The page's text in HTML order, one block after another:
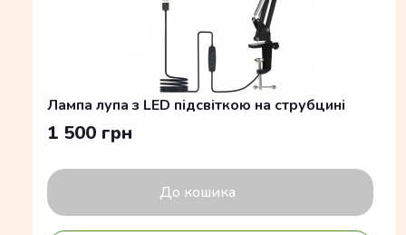
Лампа лупа з LED підсвіткою на струбцині
1 500 грн
До кошика